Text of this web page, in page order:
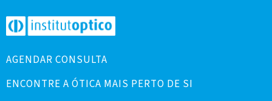
AGENDAR CONSULTA
ENCONTRE A ÓTICA MAIS PERTO DE SI